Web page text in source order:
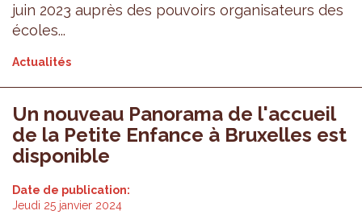
juin 2023 auprès des pouvoirs organisateurs des
écoles...
Actualités
Un nouveau Panorama de l'accueil
de la Petite Enfance à Bruxelles est
disponible
Date de publication:
Jeudi 25 janvier 2024